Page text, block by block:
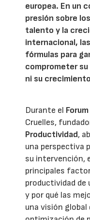
europea. En un
presión sobre
talento y la
internacional,
fórmulas para
comprometer
ni su
Durante el
Cruelles,
Productividad,
una perspectiva
su intervención,
principales
productividad de
y por qué las
una visión global